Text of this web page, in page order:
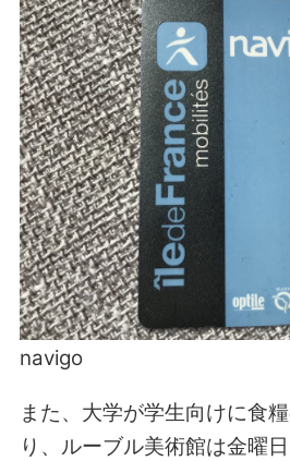
navigo
また、大学が学生向けに食
り、ルーブル美術館は金曜